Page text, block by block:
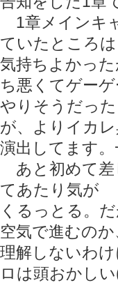
1章メインキ
ていたところは
気持ちよかっ
ち悪くてゲーゲ
やりそうだっ
が、よりイカ
演出してます
あと初めて差
てあたり気が
くるっとる。
空気で進むのか
理解しないわ
ロは頭おかし